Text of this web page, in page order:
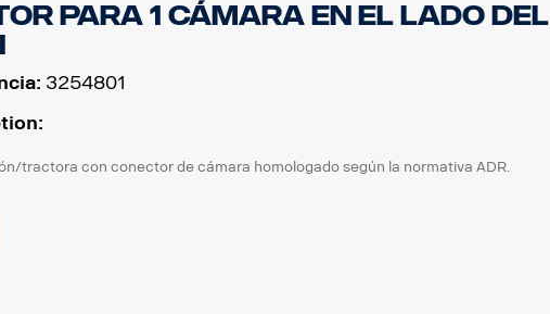
para 1 cámara en el lado del
3254801
tractora con conector de cámara homologado según la normativa ADR.